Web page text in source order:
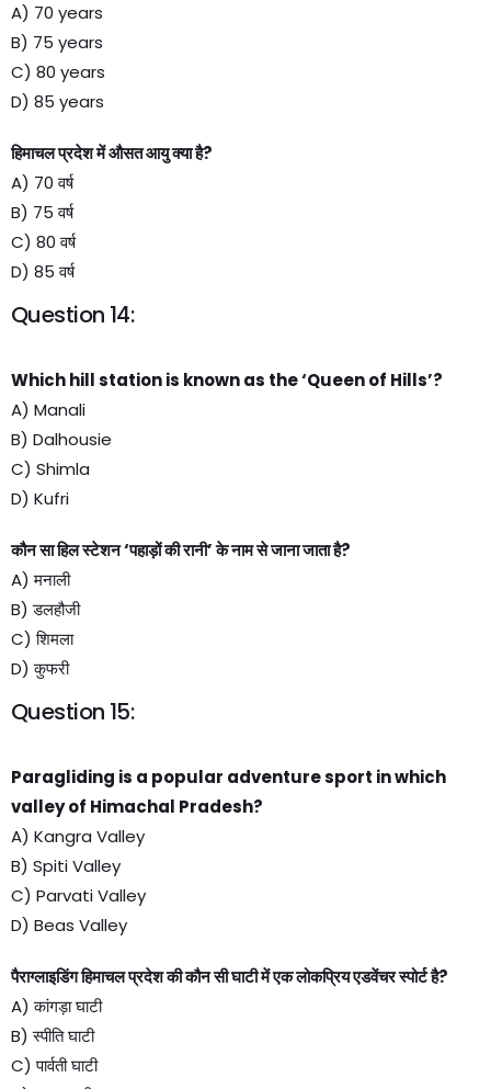
A) 70 years
B) 75 years
C) 80 years
D) 85 years
हिमाचल प्रदेश में औसत आयु क्या है?
A) 70 वर्ष
B) 75 वर्ष
C) 80 वर्ष
D) 85 वर्ष
Question 14:
Which hill station is known as the ‘Queen of Hills’?
A) Manali
B) Dalhousie
C) Shimla
D) Kufri
कौन सा हिल स्टेशन ‘पहाड़ों की रानी’ के नाम से जाना जाता है?
A) मनाली
B) डलहौजी
C) शिमला
D) कुफरी
Question 15:
Paragliding is a popular adventure sport in which
valley of Himachal Pradesh?
A) Kangra Valley
B) Spiti Valley
C) Parvati Valley
D) Beas Valley
पैराग्लाइडिंग हिमाचल प्रदेश की कौन सी घाटी में एक लोकप्रिय एडवेंचर स्पोर्ट है?
A) कांगड़ा घाटी
B) स्पीति घाटी
C) पार्वती घाटी